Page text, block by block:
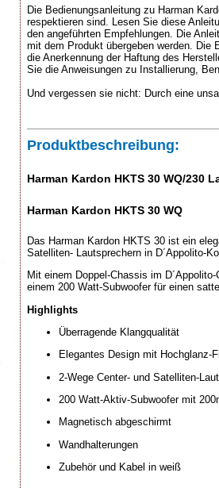
Die Bedienungsanleitung zu Harman
respektieren sind. Lesen Sie diese
den angeführten Empfehlungen. Die
mit dem Produkt übergeben werden. Die
die Anerkennung der Haftung des
Sie die Anweisungen zu Installierung,
Und vergessen sie nicht: Durch eine
Produktbeschreibung:
Harman Kardon HKTS 30 WQ/230
Harman Kardon HKTS 30 WQ
Das Harman Kardon HKTS 30 ist ein
Satelliten- Lautsprechern in D´Appolito-
Mit einem Doppel-Chassis im
einem 200 Watt-Subwoofer für einen
Highlights
Überragende Klangqualität
Elegantes Design mit Hochglanz-
2-Wege Center- und Satelliten-
200 Watt-Aktiv-Subwoofer mit
Magnetisch abgeschirmt
Wandhalterungen
Zubehör und Kabel in weiß